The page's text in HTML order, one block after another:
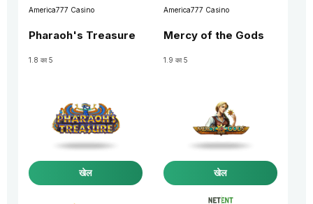
America777 Casino
Pharaoh's Treasure
1.8 का 5
खेल
America777 Casino
Mercy of the Gods
1.9 का 5
खेल